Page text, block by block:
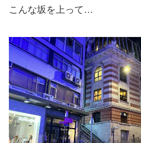
こんな坂を上って…